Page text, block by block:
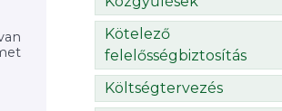
Kötelező
felelősségbiztosítás
Költségtervezés